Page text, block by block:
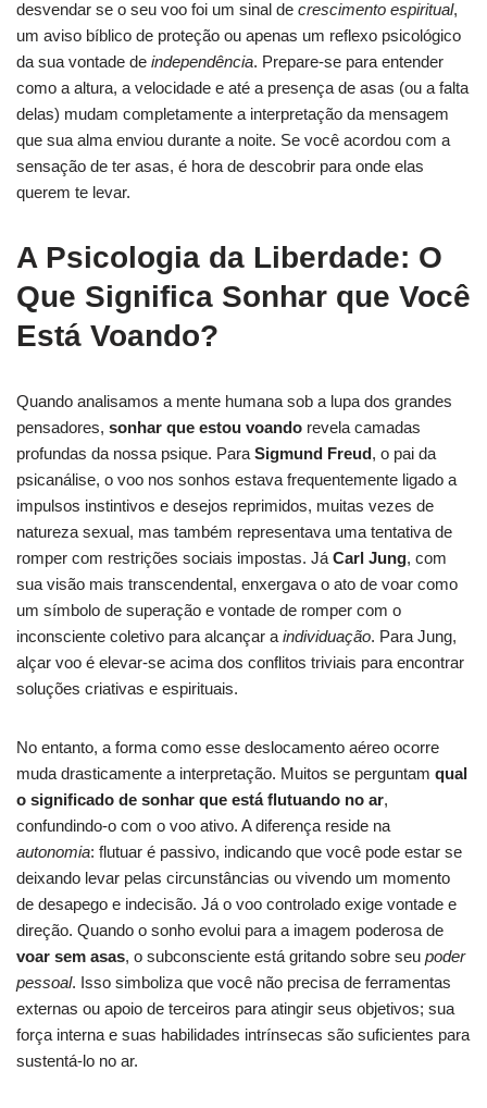
desvendar se o seu voo foi um sinal de crescimento espiritual,
um aviso bíblico de proteção ou apenas um reflexo psicológico
da sua vontade de independência. Prepare-se para entender
como a altura, a velocidade e até a presença de asas (ou a falta
delas) mudam completamente a interpretação da mensagem
que sua alma enviou durante a noite. Se você acordou com a
sensação de ter asas, é hora de descobrir para onde elas
querem te levar.
A Psicologia da Liberdade: O
Que Significa Sonhar que Você
Está Voando?
Quando analisamos a mente humana sob a lupa dos grandes
pensadores, sonhar que estou voando revela camadas
profundas da nossa psique. Para Sigmund Freud, o pai da
psicanálise, o voo nos sonhos estava frequentemente ligado a
impulsos instintivos e desejos reprimidos, muitas vezes de
natureza sexual, mas também representava uma tentativa de
romper com restrições sociais impostas. Já Carl Jung, com
sua visão mais transcendental, enxergava o ato de voar como
um símbolo de superação e vontade de romper com o
inconsciente coletivo para alcançar a individuação. Para Jung,
alçar voo é elevar-se acima dos conflitos triviais para encontrar
soluções criativas e espirituais.
No entanto, a forma como esse deslocamento aéreo ocorre
muda drasticamente a interpretação. Muitos se perguntam qual
o significado de sonhar que está flutuando no ar,
confundindo-o com o voo ativo. A diferença reside na
autonomia: flutuar é passivo, indicando que você pode estar se
deixando levar pelas circunstâncias ou vivendo um momento
de desapego e indecisão. Já o voo controlado exige vontade e
direção. Quando o sonho evolui para a imagem poderosa de
voar sem asas, o subconsciente está gritando sobre seu poder
pessoal. Isso simboliza que você não precisa de ferramentas
externas ou apoio de terceiros para atingir seus objetivos; sua
força interna e suas habilidades intrínsecas são suficientes para
sustentá-lo no ar.